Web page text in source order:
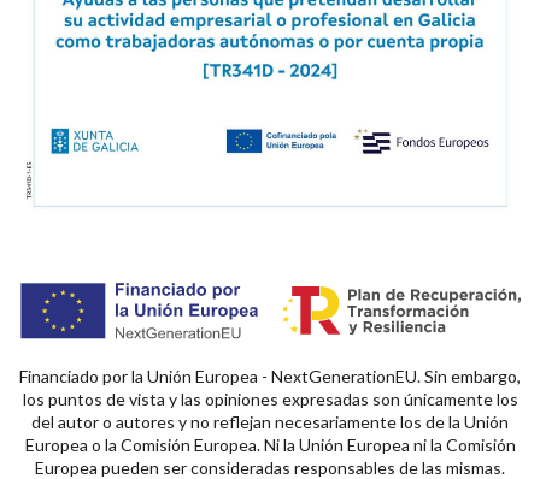
Financiado por la Unión Europea - NextGenerationEU. Sin embargo,
los puntos de vista y las opiniones expresadas son únicamente los
del autor o autores y no reflejan necesariamente los de la Unión
Europea o la Comisión Europea. Ni la Unión Europea ni la Comisión
Europea pueden ser consideradas responsables de las mismas.